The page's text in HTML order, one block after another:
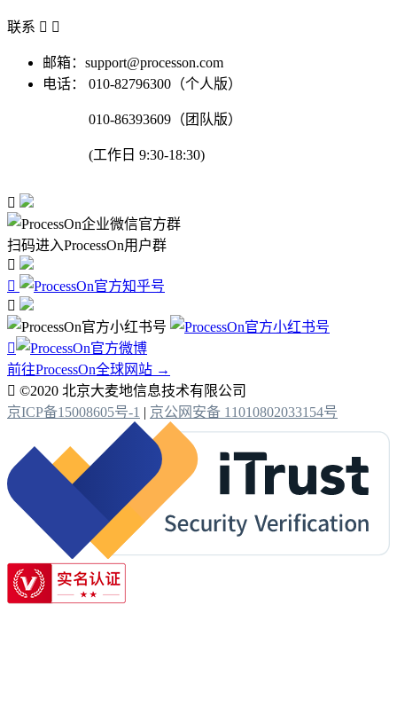
联系  
邮箱：support@processon.com
电话：
010-82796300（个人版）
010-86393609（团队版）
(工作日 9:30-18:30)

扫码进入ProcessOn用户群




前往ProcessOn全球网站 →
 ©2020 北京大麦地信息技术有限公司
京ICP备15008605号-1 | 京公网安备 11010802033154号